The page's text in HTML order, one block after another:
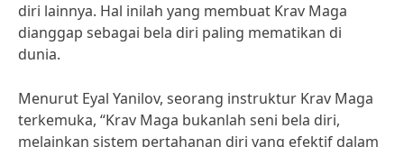
diri lainnya. Hal inilah yang membuat Krav Maga
dianggap sebagai bela diri paling mematikan di
dunia.
Menurut Eyal Yanilov, seorang instruktur Krav Maga
terkemuka, “Krav Maga bukanlah seni bela diri,
melainkan sistem pertahanan diri yang efektif dalam